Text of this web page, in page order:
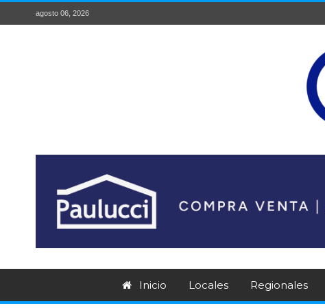
agosto 06, 2026
Inicio Locales Regionales